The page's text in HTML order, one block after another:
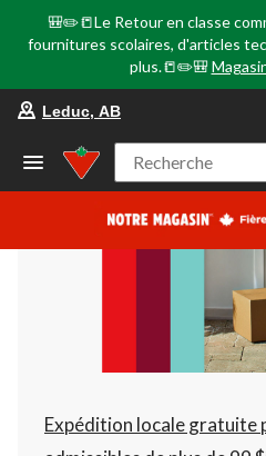
🎒✏️📒Le Retour en classe
fournitures scolaires, d'articles
plus.📒✏️🎒
à
Leduc, AB
Recherche
Expédition locale gratuite